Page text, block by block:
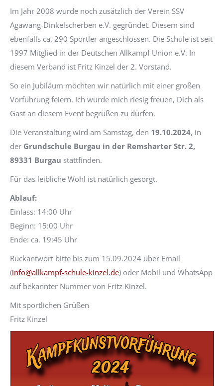
Im Jahr 2008 wurde noch zusätzlich der Verein SSV
Agawang-Dinkelscherben e.V. gegründet. Diesem sind
ebenfalls ca. 290 Sportler angeschlossen. Die Schule ist seit
1997 Mitglied in der Deutschen Allkampf Union e.V. In
diesem Verband ist Fritz Kinzel der 2. Vorstand.
So ein Jubiläum möchten wir natürlich mit einer großen
Vorführung feiern. Ich würde mich riesig freuen, Dich als
Gast an diesem Event begrüßen zu dürfen.
Die Veranstaltung wird am Samstag, den 19.10.2024, in
der Grundschule Burgau in der Remsharter Str. 2,
89331 Burgau stattfinden.
Für das leibliche Wohl ist natürlich gesorgt.
Ablauf:
Einlass: 14:00 Uhr
Beginn: 15:00 Uhr
Ende: ca. 19:45 Uhr
Rückantwort bitte bis zum 15.09.2024 über Email
(info@allkampf-schule-kinzel.de) oder Mobil und WhatsApp
auf bekannter Nummer von Fritz Kinzel.
Mit sportlichen Grüßen
Fritz Kinzel